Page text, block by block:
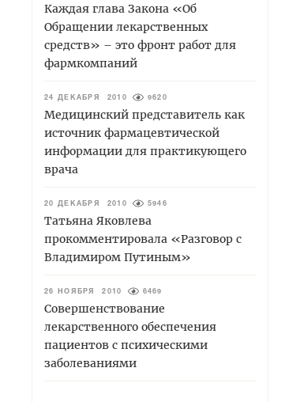
Каждая глава Закона «Об
Обращении лекарственных
средств» – это фронт работ для
фармкомпаний
24 ДЕКАБРЯ 2010 9620
Медицинский представитель как
источник фармацевтической
информации для практикующего
врача
20 ДЕКАБРЯ 2010 5946
Татьяна Яковлева
прокомментировала «Разговор с
Владимиром Путиным»
26 НОЯБРЯ 2010 6469
Совершенствование
лекарственного обеспечения
пациентов с психическими
заболеваниями